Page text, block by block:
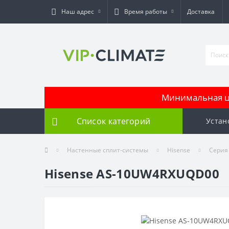
Наш адрес Время работы Доставка
Минимальная
Список категорий
Настенные сплит-системы Hisense Серия
Hisense AS-10UW4RXUQD00